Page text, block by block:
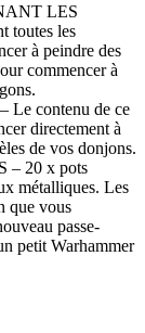
LES
toutes les
à peindre des
commencer à
contenu de ce
directement à
de vos donjons.
– 20 x pots
métalliques. Les
que vous
passe-
petit Warhammer